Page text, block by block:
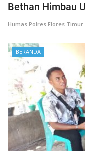
Bethan Himbau
Humas Polres Flores Timur
BERANDA